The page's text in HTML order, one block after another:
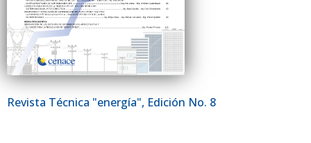
Revista Técnica "energía", Edición No. 8